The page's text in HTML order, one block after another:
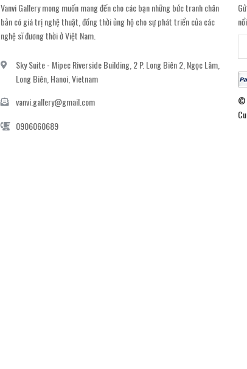
Vanvi Gallery mong muốn mang đến cho các bạn những bức tranh chân
bản có giá trị nghệ thuật, đồng thời ủng hộ cho sự phát triển của các
nghệ sĩ đương thời ở Việt Nam.
Sky Suite - Mipec Riverside Building, 2 P. Long Biên 2, Ngọc Lâm,
Long Biên, Hanoi, Vietnam
vanvi.gallery@gmail.com
0906060689
©